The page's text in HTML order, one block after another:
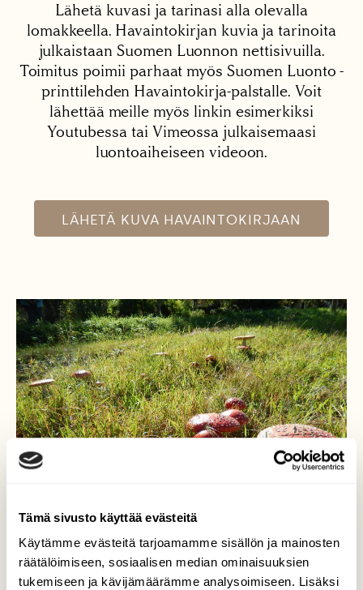
Tämä sivusto käyttää evästeitä
Käytämme evästeitä tarjoamamme sisällön ja mainosten
räätälöimiseen, sosiaalisen median ominaisuuksien
tukemiseen ja kävijämäärämme analysoimiseen. Lisäksi
Lähetä kuvasi ja tarinasi alla olevalla
lomakkeella. Havaintokirjan kuvia ja tarinoita
julkaistaan Suomen Luonnon nettisivuilla.
Toimitus poimii parhaat myös Suomen Luonto -
printtilehden Havaintokirja-palstalle. Voit
lähettää meille myös linkin esimerkiksi
Youtubessa tai Vimeossa julkaisemaasi
luontoaiheiseen videoon.
LÄHETÄ KUVA HAVAINTOKIRJAAN